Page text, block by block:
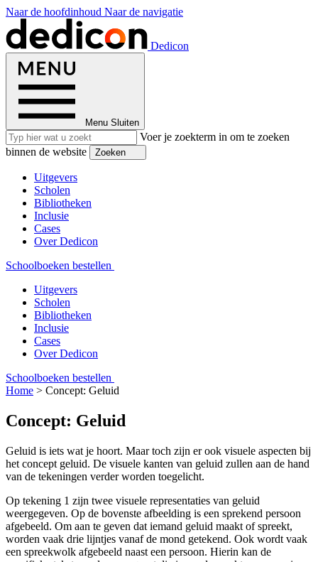
Naar de hoofdinhoud Naar de navigatie
Dedicon
Menu Sluiten
Voer je zoekterm in om te zoeken
binnen de website
Zoeken
Uitgevers
Scholen
Bibliotheken
Inclusie
Cases
Over Dedicon
Schoolboeken bestellen
Uitgevers
Scholen
Bibliotheken
Inclusie
Cases
Over Dedicon
Schoolboeken bestellen
Home > Concept: Geluid
Concept: Geluid
Geluid is iets wat je hoort. Maar toch zijn er ook visuele aspecten bij
het concept geluid. De visuele kanten van geluid zullen aan de hand
van de tekeningen verder worden toegelicht.
Op tekening 1 zijn twee visuele representaties van geluid
weergegeven. Op de bovenste afbeelding is een sprekend persoon
afgebeeld. Om aan te geven dat iemand geluid maakt of spreekt,
worden vaak drie lijntjes vanaf de mond getekend. Ook wordt vaak
een spreekwolk afgebeeld naast een persoon. Hierin kan de